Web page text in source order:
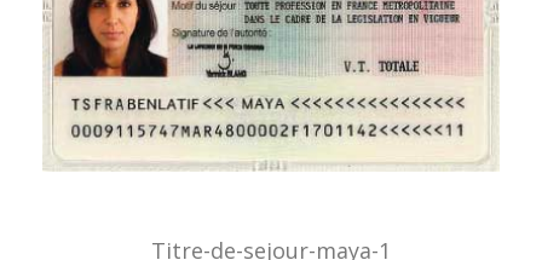
Titre-de-sejour-maya-1